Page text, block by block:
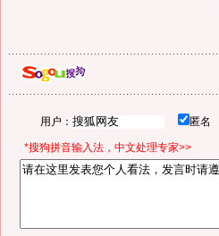
用户： 匿名
*搜狗拼音输入法，中文处理专家>>